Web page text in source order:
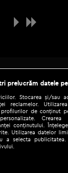
prelucrăm datele
Stocarea și/sau
reclamelor.
de conținut
conținutului.
Utilizarea datelor
a selecta